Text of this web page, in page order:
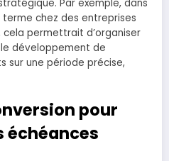
Par exemple, dans
terme chez des entreprises
cela permettrait d’organiser
développement de
sur une période précise,
pour
échéances